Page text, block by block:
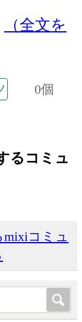
（全文を
0個
るコミュ
コミュ